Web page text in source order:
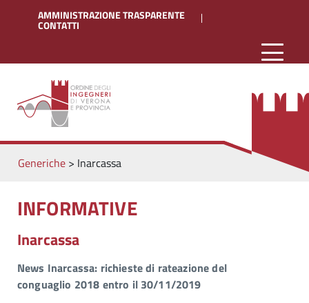
AMMINISTRAZIONE TRASPARENTE
CONTATTI
Generiche> Inarcassa
INFORMATIVE
Inarcassa
News Inarcassa: richieste di rateazione del
conguaglio 2018 entro il 30/11/2019